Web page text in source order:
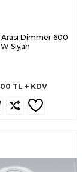
Dimmer 600
W Siyah
TL KDV